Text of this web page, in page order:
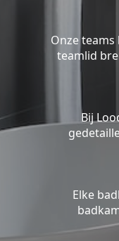
Onze
teamlid
Bij
Elke